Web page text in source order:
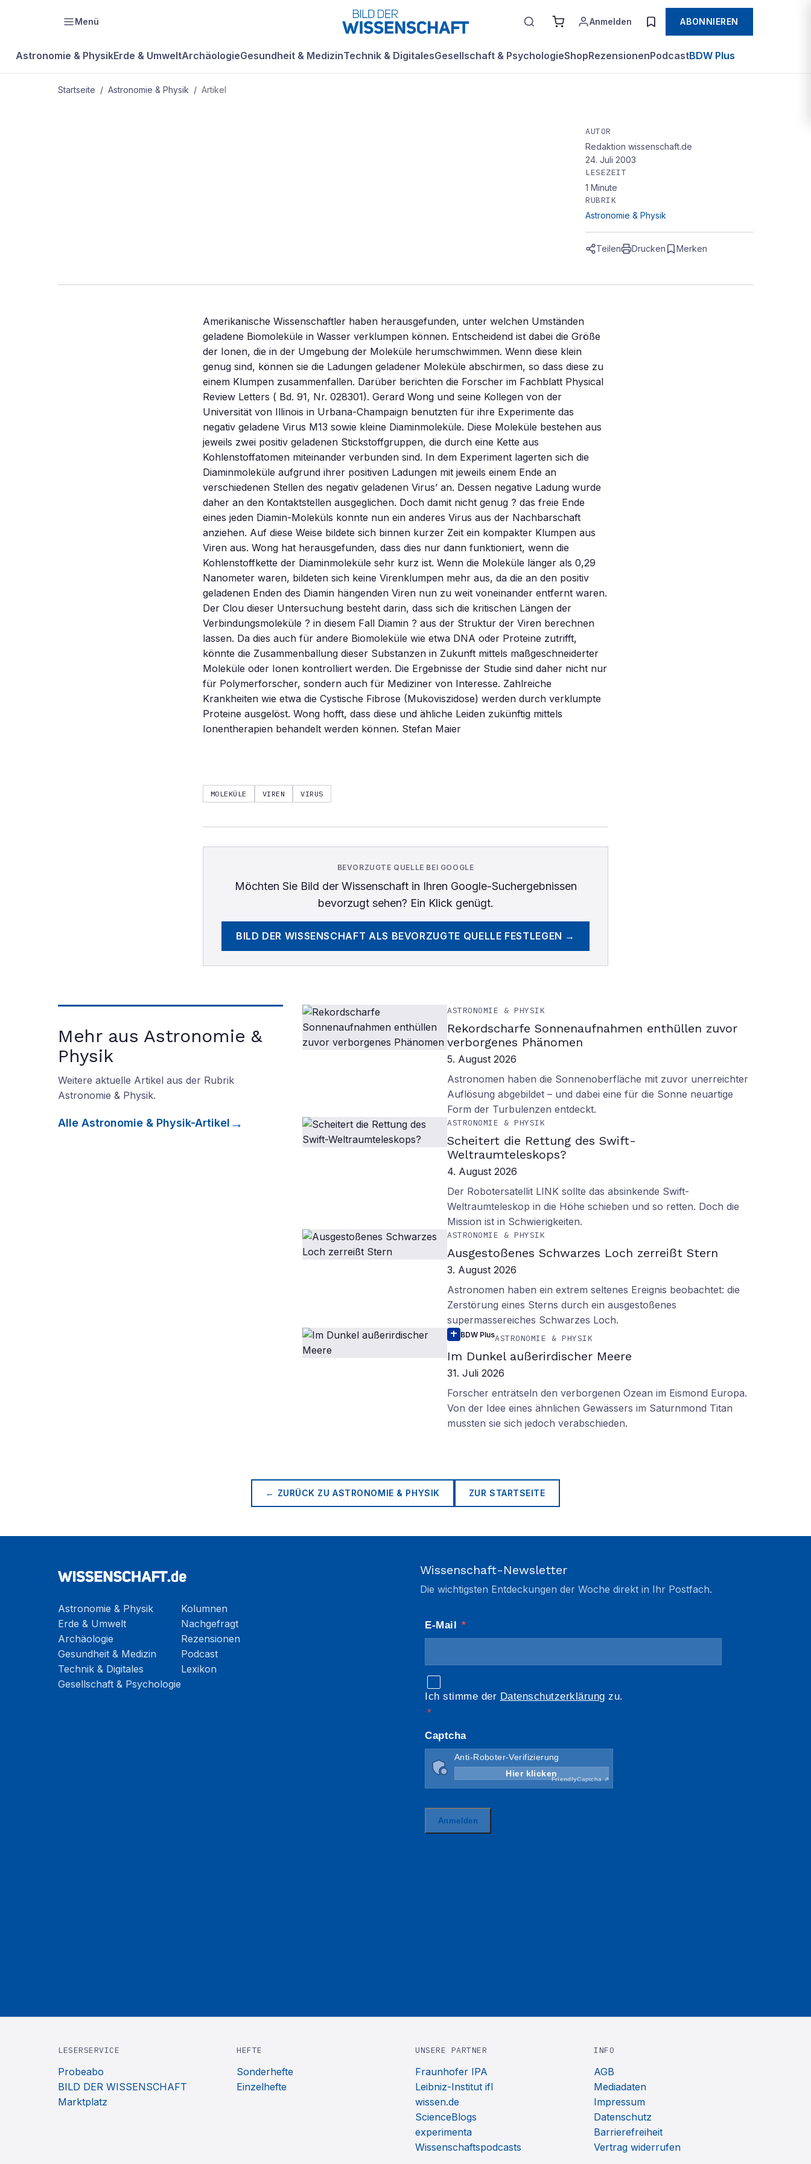
Menü Anmelden ABONNIEREN
Astronomie & PhysikErde & UmweltArchäologieGesundheit & MedizinTechnik & DigitalesGesellschaft & PsychologieShopRezensionenPodcastBDW Plus
Startseite / Astronomie & Physik / Artikel
AUTOR
Redaktion wissenschaft.de
24. Juli 2003
LESEZEIT
1 Minute
RUBRIK
Astronomie & Physik
Teilen Drucken Merken
Amerikanische Wissenschaftler haben herausgefunden, unter welchen Umständen
geladene Biomoleküle in Wasser verklumpen können. Entscheidend ist dabei die Größe
der Ionen, die in der Umgebung der Moleküle herumschwimmen. Wenn diese klein
genug sind, können sie die Ladungen geladener Moleküle abschirmen, so dass diese zu
einem Klumpen zusammenfallen. Darüber berichten die Forscher im Fachblatt Physical
Review Letters ( Bd. 91, Nr. 028301). Gerard Wong und seine Kollegen von der
Universität von Illinois in Urbana-Champaign benutzten für ihre Experimente das
negativ geladene Virus M13 sowie kleine Diaminmoleküle. Diese Moleküle bestehen aus
jeweils zwei positiv geladenen Stickstoffgruppen, die durch eine Kette aus
Kohlenstoffatomen miteinander verbunden sind. In dem Experiment lagerten sich die
Diaminmoleküle aufgrund ihrer positiven Ladungen mit jeweils einem Ende an
verschiedenen Stellen des negativ geladenen Virus’ an. Dessen negative Ladung wurde
daher an den Kontaktstellen ausgeglichen. Doch damit nicht genug ? das freie Ende
eines jeden Diamin-Moleküls konnte nun ein anderes Virus aus der Nachbarschaft
anziehen. Auf diese Weise bildete sich binnen kurzer Zeit ein kompakter Klumpen aus
Viren aus. Wong hat herausgefunden, dass dies nur dann funktioniert, wenn die
Kohlenstoffkette der Diaminmoleküle sehr kurz ist. Wenn die Moleküle länger als 0,29
Nanometer waren, bildeten sich keine Virenklumpen mehr aus, da die an den positiv
geladenen Enden des Diamin hängenden Viren nun zu weit voneinander entfernt waren.
Der Clou dieser Untersuchung besteht darin, dass sich die kritischen Längen der
Verbindungsmoleküle ? in diesem Fall Diamin ? aus der Struktur der Viren berechnen
lassen. Da dies auch für andere Biomoleküle wie etwa DNA oder Proteine zutrifft,
könnte die Zusammenballung dieser Substanzen in Zukunft mittels maßgeschneiderter
Moleküle oder Ionen kontrolliert werden. Die Ergebnisse der Studie sind daher nicht nur
für Polymerforscher, sondern auch für Mediziner von Interesse. Zahlreiche
Krankheiten wie etwa die Cystische Fibrose (Mukoviszidose) werden durch verklumpte
Proteine ausgelöst. Wong hofft, dass diese und ähliche Leiden zukünftig mittels
Ionentherapien behandelt werden können. Stefan Maier
MOLEKÜLE VIREN VIRUS
BEVORZUGTE QUELLE BEI GOOGLE
Möchten Sie Bild der Wissenschaftin Ihren Google-Suchergebnissen
bevorzugt sehen? Ein Klick genügt.
BILD DER WISSENSCHAFT ALS BEVORZUGTE QUELLE FESTLEGEN →
Mehr aus Astronomie &
Physik
Weitere aktuelle Artikel aus der Rubrik
Astronomie & Physik.
Alle Astronomie & Physik-Artikel
ASTRONOMIE & PHYSIK
Rekordscharfe Sonnenaufnahmen enthüllen zuvor
verborgenes Phänomen
5. August 2026
Astronomen haben die Sonnenoberfläche mit zuvor unerreichter
Auflösung abgebildet – und dabei eine für die Sonne neuartige
Form der Turbulenzen entdeckt.
ASTRONOMIE & PHYSIK
Scheitert die Rettung des Swift-
Weltraumteleskops?
4. August 2026
Der Robotersatellit LINK sollte das absinkende Swift-
Weltraumteleskop in die Höhe schieben und so retten. Doch die
Mission ist in Schwierigkeiten.
ASTRONOMIE & PHYSIK
Ausgestoßenes Schwarzes Loch zerreißt Stern
3. August 2026
Astronomen haben ein extrem seltenes Ereignis beobachtet: die
Zerstörung eines Sterns durch ein ausgestoßenes
supermassereiches Schwarzes Loch.
BDW PlusASTRONOMIE & PHYSIK
Im Dunkel außerirdischer Meere
31. Juli 2026
Forscher enträtseln den verborgenen Ozean im Eismond Europa.
Von der Idee eines ähnlichen Gewässers im Saturnmond Titan
mussten sie sich jedoch verabschieden.
← ZURÜCK ZUASTRONOMIE & PHYSIK ZUR STARTSEITE
Astronomie & Physik
Erde & Umwelt
Archäologie
Gesundheit & Medizin
Technik & Digitales
Gesellschaft & Psychologie
Kolumnen
Nachgefragt
Rezensionen
Podcast
Lexikon
Wissenschaft-Newsletter
Die wichtigsten Entdeckungen der Woche direkt in Ihr Postfach.
LESERSERVICE
Probeabo
BILD DER WISSENSCHAFT
Marktplatz
HEFTE
Sonderhefte
Einzelhefte
UNSERE PARTNER
Fraunhofer IPA
Leibniz-Institut ifl
wissen.de
ScienceBlogs
experimenta
Wissenschaftspodcasts
INFO
AGB
Mediadaten
Impressum
Datenschutz
Barrierefreiheit
Vertrag widerrufen